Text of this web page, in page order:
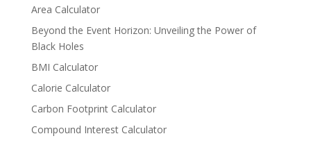
Area Calculator
Beyond the Event Horizon: Unveiling the Power of
Black Holes
BMI Calculator
Calorie Calculator
Carbon Footprint Calculator
Compound Interest Calculator